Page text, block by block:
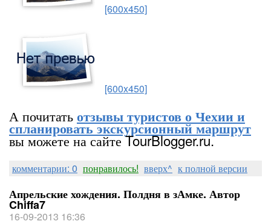
[600x450]
[600x450]
А почитатьотзывы туристов о Чехии и
спланировать экскурсионный маршрут
вы можете на сайте TourBlogger.ru.
комментарии: 0 понравилось! вверх^ к полной версии
Апрельские хождения. Полдня в зАмке. Автор
Chiffa7
16-09-2013 16:36